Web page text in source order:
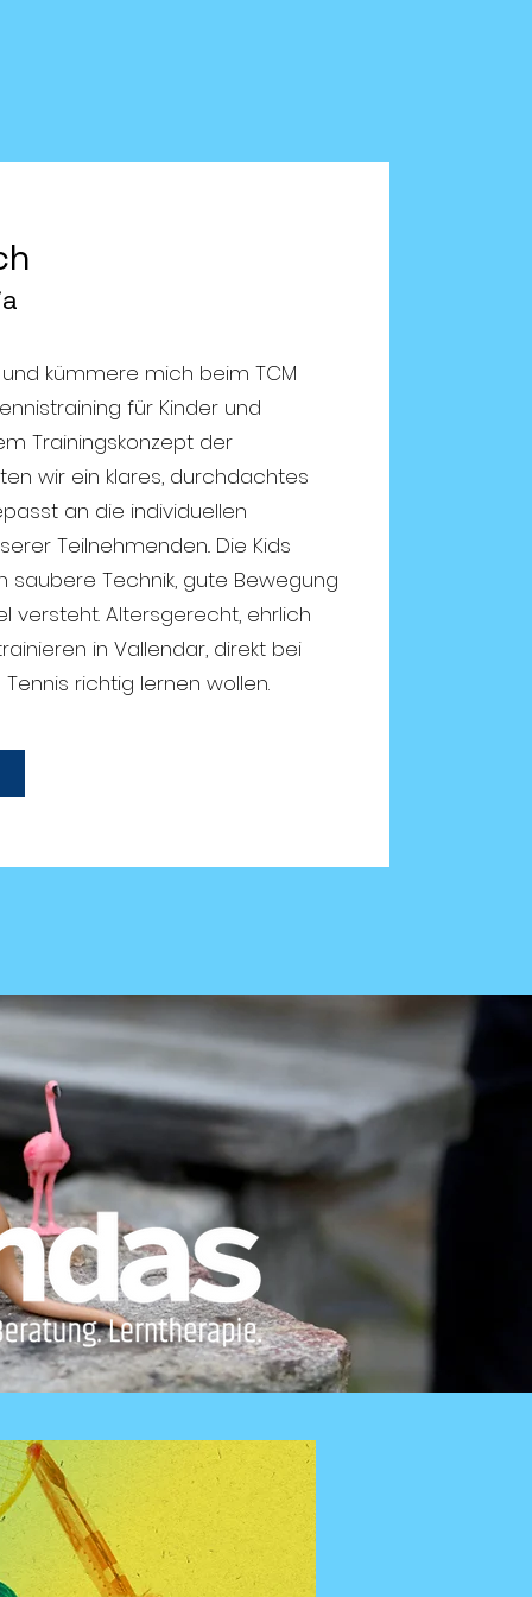
kümmere mich beim TCM
für Kinder und
Trainingskonzept der
wir ein klares, durchdachtes
an die individuellen
Teilnehmenden.. Die Kids
saubere Technik, gute Bewegung
versteht. Altersgerecht, ehrlich
in Vallendar, direkt bei
richtig lernen wollen.